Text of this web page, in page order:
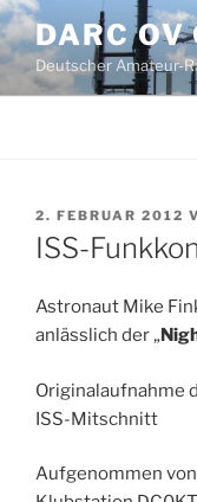
Zum
Inhalt
springen
DARC OV
Deutscher Amateur-
VERÖFFENTLICHT
AM
2. FEBRUAR 2012
ISS-
Astronaut Mike
anlässlich der „
Originalaufnahme
ISS-Mitschnitt
Aufgenommen